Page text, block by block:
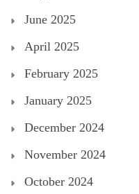
June 2025
April 2025
February 2025
January 2025
December 2024
November 2024
October 2024